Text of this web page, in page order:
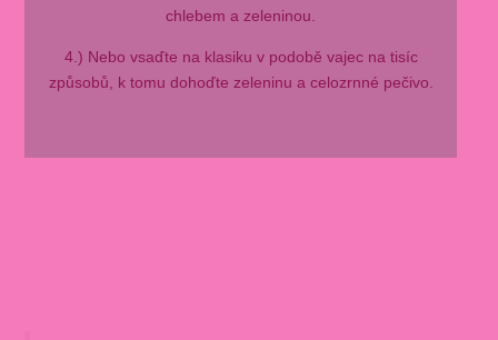
chlebem a zeleninou.
4.) Nebo vsaďte na klasiku v podobě vajec na tisíc
způsobů, k tomu dohoďte zeleninu a celozrnné pečivo.